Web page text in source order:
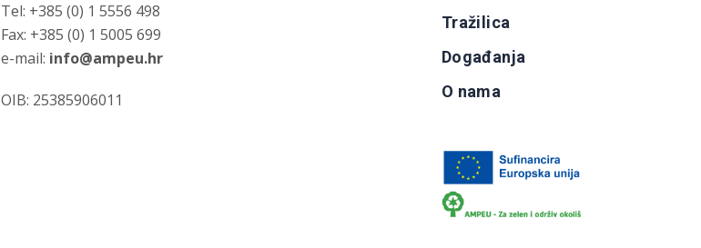
Tel: +385 (0) 1 5556 498
Fax: +385 (0) 1 5005 699
e-mail: info@ampeu.hr
OIB: 25385906011
Tražilica
Događanja
O nama